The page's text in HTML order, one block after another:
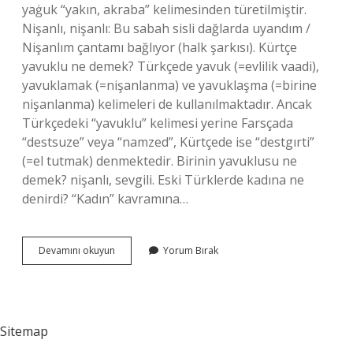
yaġuk “yakın, akraba” kelimesinden türetilmiştir.
Nişanlı, nişanlı: Bu sabah sisli dağlarda uyandım /
Nişanlım çantamı bağlıyor (halk şarkısı). Kürtçe
yavuklu ne demek? Türkçede yavuk (=evlilik vaadi),
yavuklamak (=nişanlanma) ve yavuklaşma (=birine
nişanlanma) kelimeleri de kullanılmaktadır. Ancak
Türkçedeki “yavuklu” kelimesi yerine Farsçada
“destsuze” veya “namzed”, Kürtçede ise “destgırti”
(=el tutmak) denmektedir. Birinin yavuklusu ne
demek? nişanlı, sevgili. Eski Türklerde kadına ne
denirdi? “Kadın” kavramına…
Devamını okuyun
Kime
Yorum Bırak
Sitemap